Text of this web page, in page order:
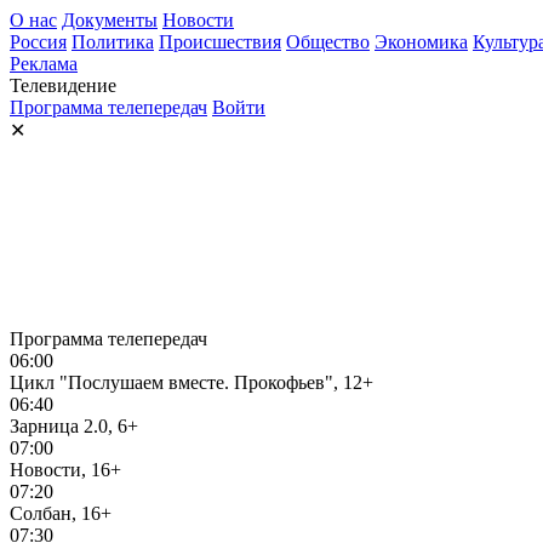
О нас Документы Новости
Россия Политика Происшествия Общество Экономика
Реклама
Телевидение
Программа телепередач Войти
✕
Программа телепередач
06:00
Цикл "Послушаем вместе. Прокофьев", 12+
06:40
Зарница 2.0, 6+
07:00
Новости, 16+
07:20
Солбан, 16+
07:30